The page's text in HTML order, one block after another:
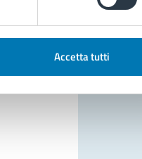
Accetta tutti